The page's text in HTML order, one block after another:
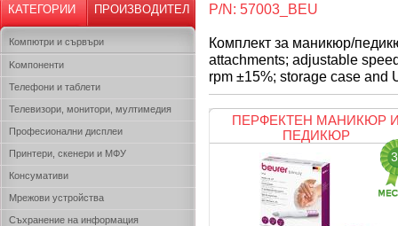
КАТЕГОРИИ ПРОИЗВОДИТЕЛ
Компютри и сървъри
Kомпоненти
Телефони и таблети
Телевизори, монитори, мултимедия
Професионални дисплеи
Принтери, скенери и МФУ
Консумативи
Мрежови устройства
Съхранение на информация
P/N: 57003_BEU
Комплект за маникюр/
attachments; adjustable
rpm ±15%; storage case and
ПЕРФЕКТЕН МАНИКЮР
ПЕДИКЮР